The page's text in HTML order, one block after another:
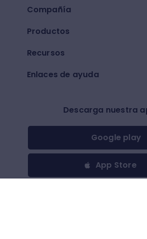
Compañía
Productos
Recursos
Enlaces de ayuda
Descarga nuestra
Google play
App Store